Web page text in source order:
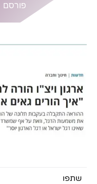
פורסם
שתפו